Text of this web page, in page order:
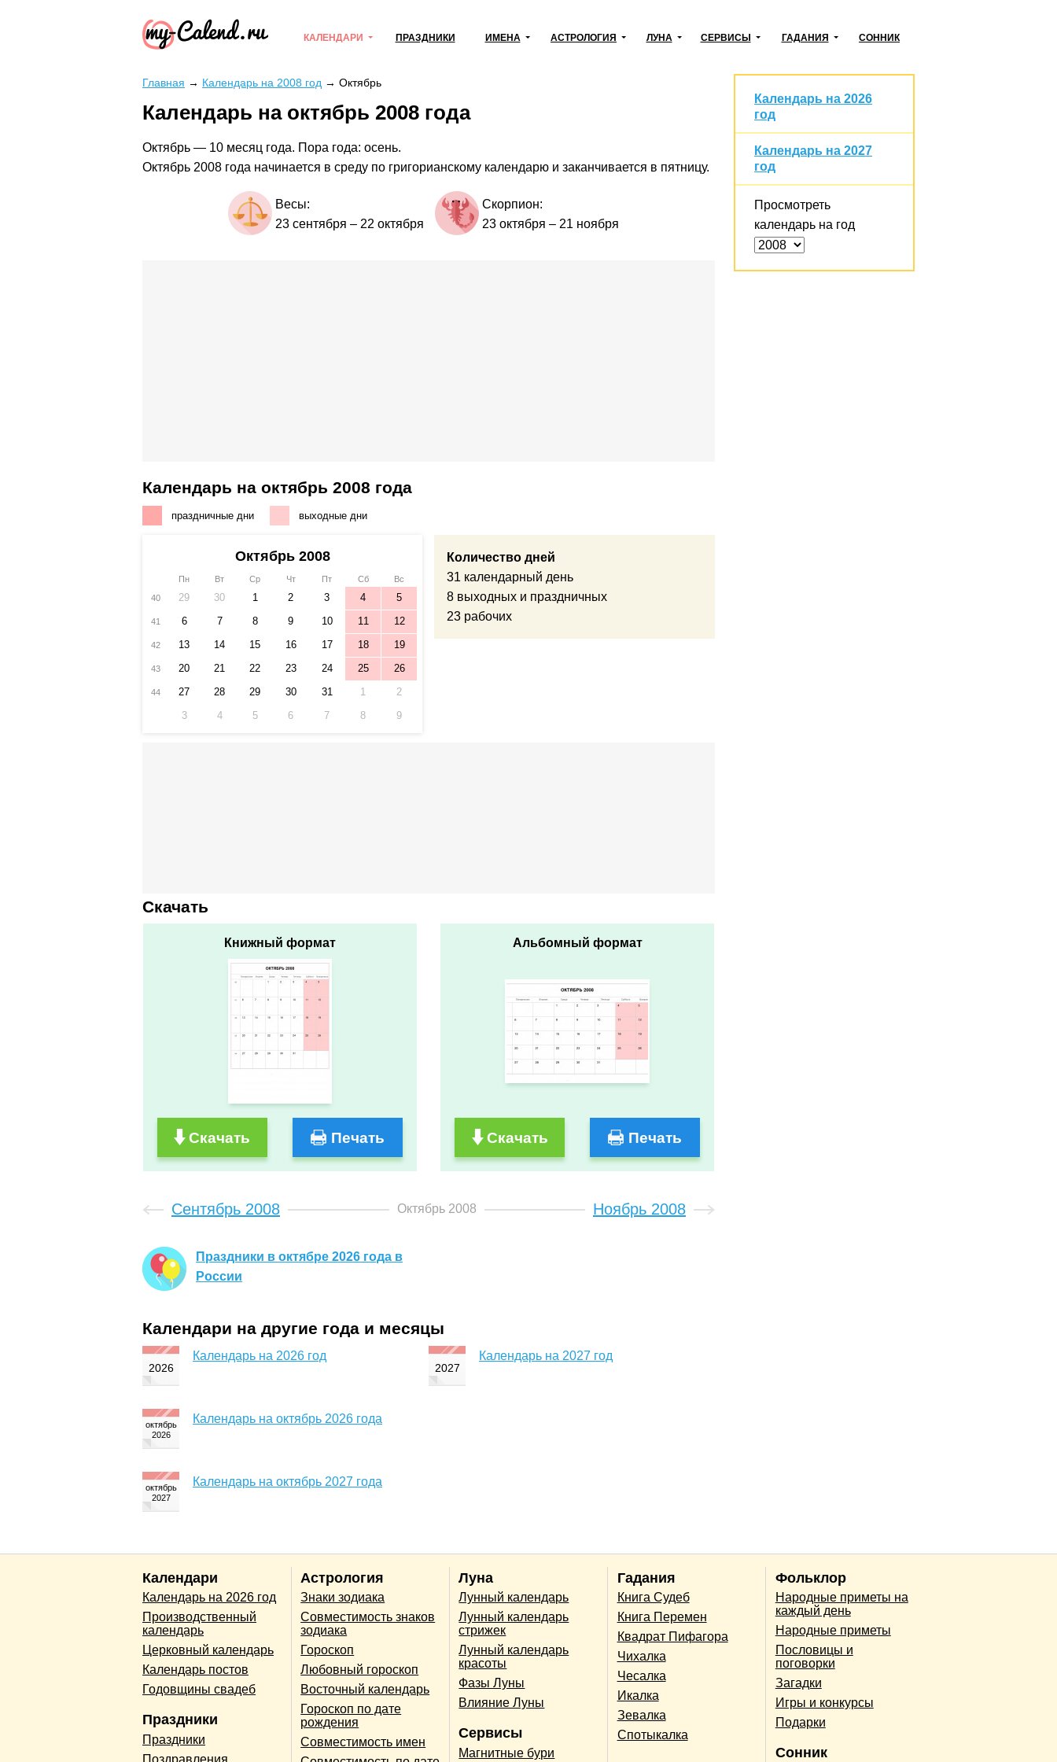
КАЛЕНДАРИ ПРАЗДНИКИ ИМЕНА АСТРОЛОГИЯ ЛУНА СЕРВИСЫ ГАДАНИЯ СОННИК
Главная → Календарь на 2008 год → Октябрь
Календарь на октябрь 2008 года
Октябрь — 10 месяц года. Пора года: осень.
Октябрь 2008 года начинается в среду по григорианскому календарю и заканчивается в пятницу.
Весы:
23 сентября – 22 октября
Скорпион:
23 октября – 21 ноября
Календарь на октябрь 2008 года
праздничные дни выходные дни
Октябрь 2008
Пн Вт Ср Чт Пт Сб
Вс
40
29 30 1 2 3 4 5
41 6 7 8 9 10 11 12
42 13 14 15 16 17 18 19
43 20 21 22 23 24 25 26
44 27 28 29 30 31 1
2
3
4 5 6 7 8 9
Количество дней
31 календарный день
8 выходных и праздничных
23 рабочих
Скачать
Книжный формат
Скачать Печать
Альбомный формат
Скачать Печать
Сентябрь 2008 Октябрь 2008 Ноябрь 2008
Праздники в октябре 2026 года в
России
Календари на другие года и месяцы
Календарь на 2026 год Календарь на 2027 год
Календарь на октябрь 2026 года
Календарь на октябрь 2027 года
Календарь на 2026
год
Календарь на 2027
год
Просмотреть
календарь на год
Календари
Календарь на 2026 год
Производственный
календарь
Церковный календарь
Календарь постов
Годовщины свадеб
Праздники
Праздники
Поздравления
Астрология
Знаки зодиака
Совместимость знаков
зодиака
Гороскоп
Любовный гороскоп
Восточный календарь
Гороскоп по дате
рождения
Совместимость имен
Луна
Лунный календарь
Лунный календарь
стрижек
Лунный календарь
красоты
Фазы Луны
Влияние Луны
Сервисы
Магнитные бури
Гадания
Книга Судеб
Книга Перемен
Квадрат Пифагора
Чихалка
Чесалка
Икалка
Зевалка
Спотыкалка
Фольклор
Народные приметы на
каждый день
Народные приметы
Пословицы и
поговорки
Загадки
Игры и конкурсы
Подарки
Сонник